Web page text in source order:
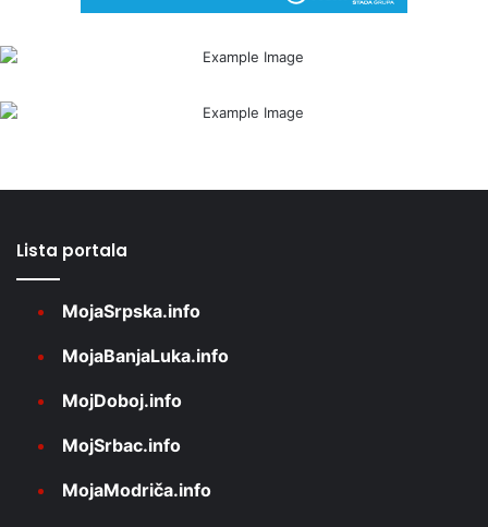
Lista portala
MojaSrpska.info
MojaBanjaLuka.info
MojDoboj.info
MojSrbac.info
MojaModriča.info